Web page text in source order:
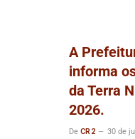
A
informa
da Terra
2026.
De CR2 30 de